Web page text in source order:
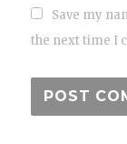
Save my
the next time I